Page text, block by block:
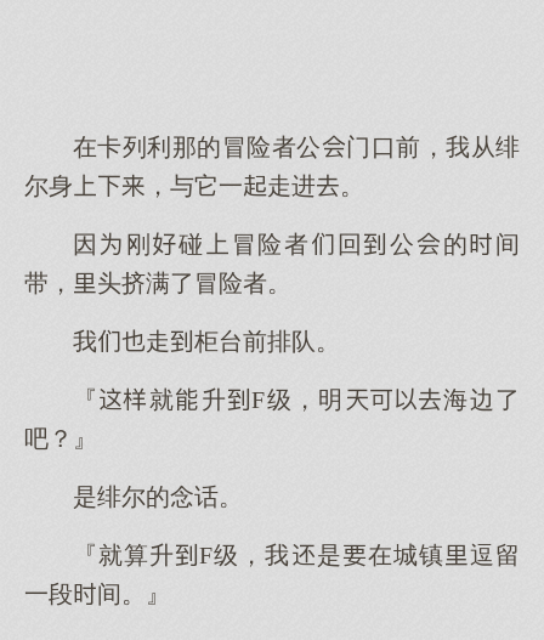
在卡列利那的冒险者公门口前，我从绯
尔身，与它一走进。
因刚碰冒险者回公的间
带，头挤满了冒险者。
我走柜台前排队。
『就升F级，明海边了
吧？』
是绯尔的念话。
『就算升F级，我是在城镇逗留
一段间。』